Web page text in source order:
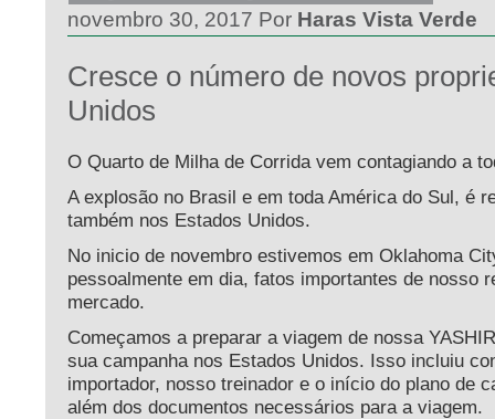
novembro 30, 2017 Por Haras Vista Verde
Cresce o número de novos
Unidos
O Quarto de Milha de Corrida vem contagiando a
A explosão no Brasil e em toda América do Sul, é
também nos Estados Unidos.
No inicio de novembro estivemos em Oklahoma
pessoalmente em dia, fatos importantes de nosso
mercado.
Começamos a preparar a viagem de nossa
sua campanha nos Estados Unidos. Isso incluiu
importador, nosso treinador e o início do plano de
além dos documentos necessários para a viagem.